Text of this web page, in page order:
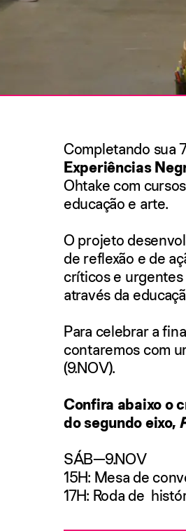
Completando sua
Experiências
Ohtake com
educação e arte.
O projeto
de reflexão e de
críticos e urgentes
através da
Para celebrar a
contaremos com
(9.NOV).
Confira abaixo o
do segundo eixo,
SÁB—9.NOV
15H: Mesa de
17H: Roda de